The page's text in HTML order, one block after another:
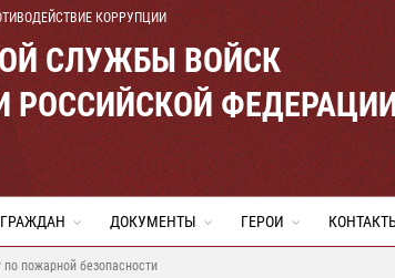
КОРРУПЦИИ
СЛУЖБЫ ВОЙСК
РОССИЙСКОЙ
ДОКУМЕНТЫ ГЕРОИ
по пожарной безопасности